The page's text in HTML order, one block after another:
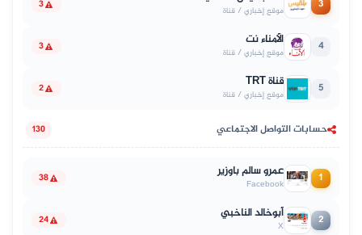
3 موقع إخباري / قناة 3
4 الأمناء نت
موقع إخباري / قناة 3
5 قناة TRT
موقع إخباري / قناة 2
حسابات التواصل الاجتماعي 130
1 عمرو سالم باوزير
Facebook
38
2 أبوخالد الناخبي
X
24